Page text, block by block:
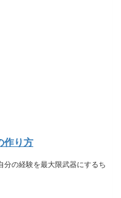
作り方
分の経験を最大限武器にするち